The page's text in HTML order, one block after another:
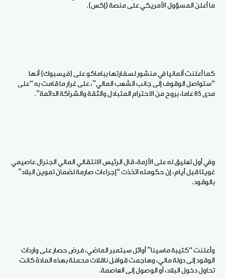
ما أعلن المسؤول الأمريكي على منصة (إكس).
كما أعلنت ألمانيا في منشور لسفارتها بباماكو على (فيسبوك) أنها
“ستواصل الوقوف إلى جانب الشعب المالي”، على غرار ما قامت به “على
مدى 65 عاما، بروح من الاحترام المتبادل والثقة والشراكة الدائمة”.
وفي أول تعليق له على الأزمة، قال الرئيس الانتقالي المالي الجنرال عاصيمي
غويتا قبل أيام، إن حكومته اتخذت “إجراءات صارمة لضمان تموين البلاد”
بالوقود.
وأعلنت “كتيبة ماسينا” أوائل سبتمبر الماضي، فرض حصار على واردات
الوقود إلى دولة مالي، وهاجمت قوافل ناقلات محملة بهذه المادة كانت
تحاول دخول البلاد، أو الوصول إلى العاصمة.